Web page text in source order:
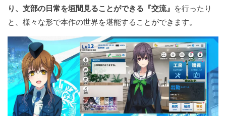
り、支部の日常を垣間見ることができる『交流』 を行ったり
と、様々な形で本作の世界を堪能することができます。